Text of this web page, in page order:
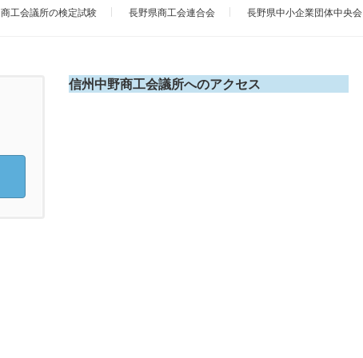
商工会議所の検定試験 長野県商工会連合会 長野県中小企業団体中央会
信州中野商工会議所へのアクセス